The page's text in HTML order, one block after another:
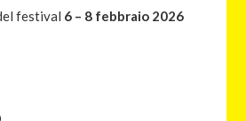
festival 6 – 8 febbraio 2026